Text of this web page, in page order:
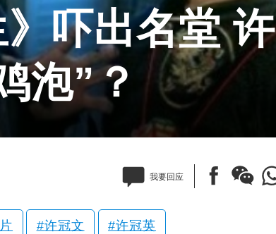
吓出名堂 许
泡”？
我要回应
许冠文 许冠英